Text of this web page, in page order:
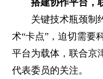
搭建协作平台，
关键技术瓶颈制
术“卡点”，迫切需要
平台为载体，联合京
代表委员的关注。